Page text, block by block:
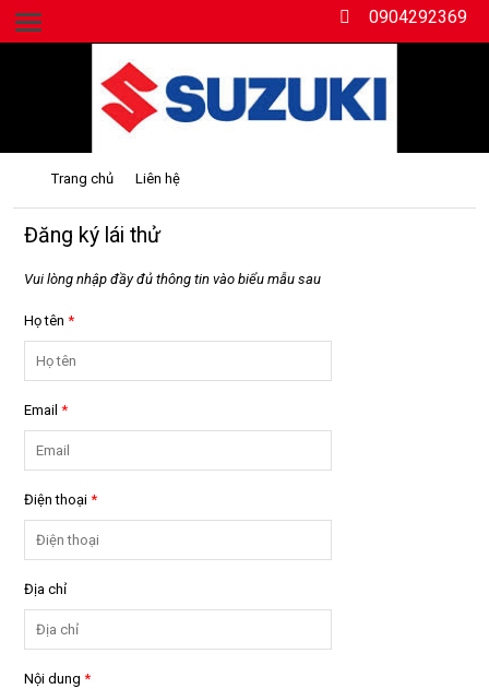
0904292369
Số 189 đường Hùng Vương, Hồng Bàng, Hải Phòng.
Trang chủ Liên hệ
Đăng ký lái thử
Vui lòng nhập đầy đủ thông tin vào biểu mẫu sau
Họ tên *
Email *
Điện thoại *
Địa chỉ
Nội dung *